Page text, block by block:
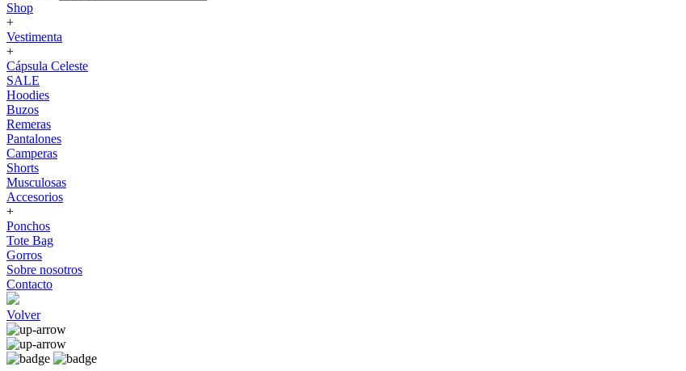
Shop
+
Vestimenta
+
Cápsula Celeste
SALE
Hoodies
Buzos
Remeras
Pantalones
Camperas
Shorts
Musculosas
Accesorios
+
Ponchos
Tote Bag
Gorros
Sobre nosotros
Contacto
Volver